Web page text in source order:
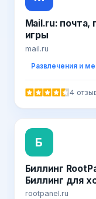
Mail.ru: почта,
игры
mail.ru
Развлечения и
4
Б
Биллинг
Биллинг для
продаж
rootpanel.ru